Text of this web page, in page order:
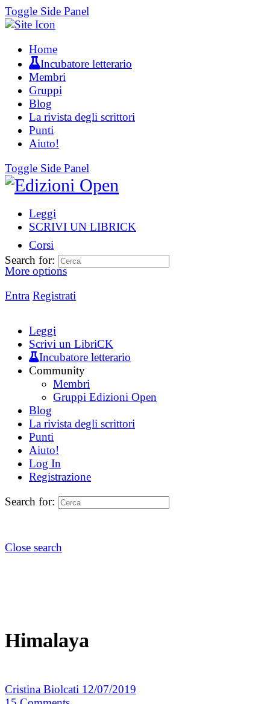
Toggle Side Panel
Home
Incubatore letterario
Membri
Gruppi
Blog
La rivista degli scrittori
Punti
Aiuto!
Toggle Side Panel
Leggi
SCRIVI UN LIBRICK
Corsi
More options
Entra Registrati
Search for:
Leggi
Scrivi un LibriCK
Incubatore letterario
Community
Membri
Gruppi Edizioni Open
Blog
La rivista degli scrittori
Punti
Aiuto!
Log In
Registrazione
Search for:
Close search
Himalaya
Cristina Biolcati 12/07/2019